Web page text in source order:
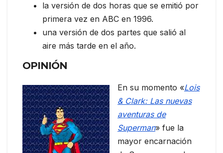
la versión de dos horas que se emitió por
primera vez en ABC en 1996.
una versión de dos partes que salió al
aire más tarde en el año.
OPINIÓN
En su momento «Lois
& Clark: Las nuevas
aventuras de
Superman» fue la
mayor encarnación